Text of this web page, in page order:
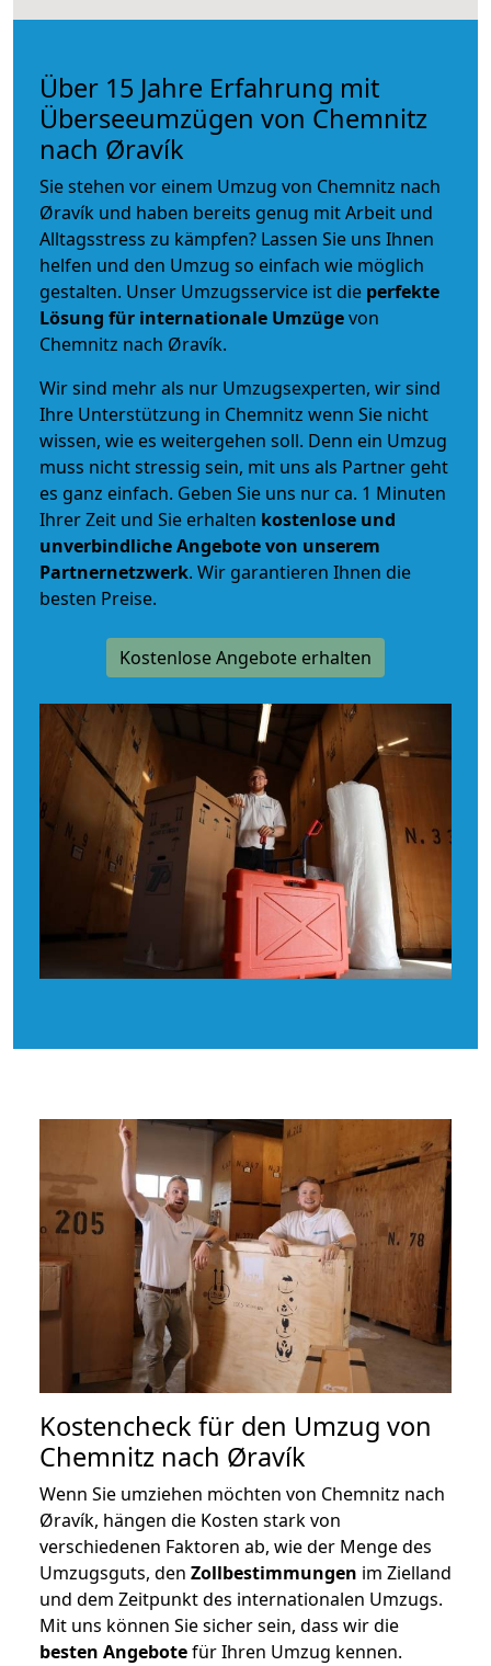
Über 15 Jahre Erfahrung mit
Überseeumzügen von Chemnitz
nach Øravík
Sie stehen vor einem Umzug von Chemnitz nach
Øravík und haben bereits genug mit Arbeit und
Alltagsstress zu kämpfen? Lassen Sie uns Ihnen
helfen und den Umzug so einfach wie möglich
gestalten. Unser Umzugsservice ist die perfekte
Lösung für internationale Umzügevon
Chemnitz nach Øravík.
Wir sind mehr als nur Umzugsexperten, wir sind
Ihre Unterstützung in Chemnitz wenn Sie nicht
wissen, wie es weitergehen soll. Denn ein Umzug
muss nicht stressig sein, mit uns als Partner geht
es ganz einfach. Geben Sie uns nur ca. 1 Minuten
Ihrer Zeit und Sie erhalten kostenlose und
unverbindlicheAngebote von unserem
Partnernetzwerk. Wir garantieren Ihnen die
besten Preise.
Kostenlose Angebote erhalten
Kostencheck für den Umzug von
Chemnitz nach Øravík
Wenn Sie umziehen möchten von Chemnitz nach
Øravík, hängen die Kosten stark von
verschiedenen Faktoren ab, wie der Menge des
Umzugsguts, den Zollbestimmungen im Zielland
und dem Zeitpunkt des internationalen Umzugs.
Mit uns können Sie sicher sein, dass wir die
besten Angebotefür Ihren Umzug kennen.